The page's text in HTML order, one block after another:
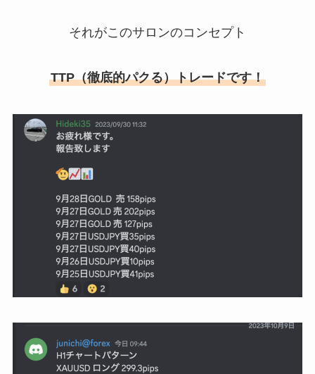
それがこのサロンのコンセプト
TTP（徹底的パクる）トレードです！